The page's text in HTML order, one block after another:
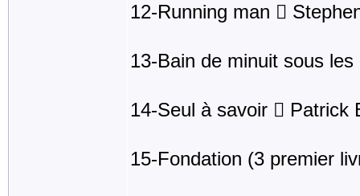
12-Running man 
13-Bain de minuit sous
14-Seul à savoir  Patrick
15-Fondation (3 premier